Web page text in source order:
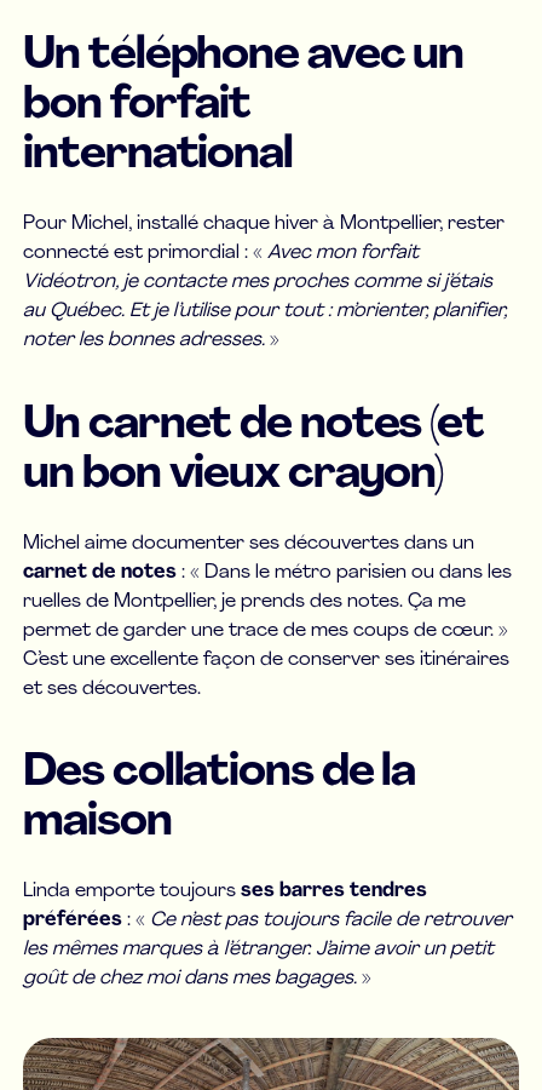
Un téléphone avec un
bon forfait
international
Pour Michel, installé chaque hiver à Montpellier, rester
connecté est primordial : «Avec mon forfait
Vidéotron, je contacte mes proches comme si j’étais
au Québec. Et je l’utilise pour tout : m’orienter, planifier,
noter les bonnes adresses.»
Un carnet de notes (et
un bon vieux crayon)
Michel aime documenter ses découvertes dans un
carnet de notes: « Dans le métro parisien ou dans les
ruelles de Montpellier, je prends des notes. Ça me
permet de garder une trace de mes coups de cœur. »
C’est une excellente façon de conserver ses itinéraires
et ses découvertes.
Des collations de la
maison
Linda emporte toujoursses barres tendres
préférées : « Ce n’est pas toujours facile de retrouver
les mêmes marques à l’étranger. J’aime avoir un petit
goût de chez moi dans mes bagages. »